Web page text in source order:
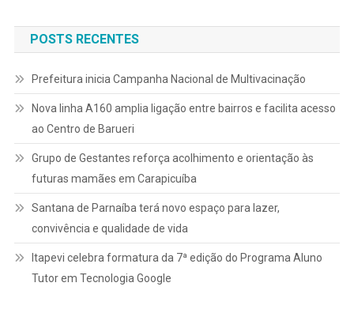
POSTS RECENTES
Prefeitura inicia Campanha Nacional de Multivacinação
Nova linha A160 amplia ligação entre bairros e facilita acesso
ao Centro de Barueri
Grupo de Gestantes reforça acolhimento e orientação às
futuras mamães em Carapicuíba
Santana de Parnaíba terá novo espaço para lazer,
convivência e qualidade de vida
Itapevi celebra formatura da 7ª edição do Programa Aluno
Tutor em Tecnologia Google